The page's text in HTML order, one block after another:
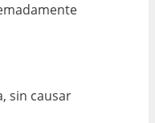
sin causar